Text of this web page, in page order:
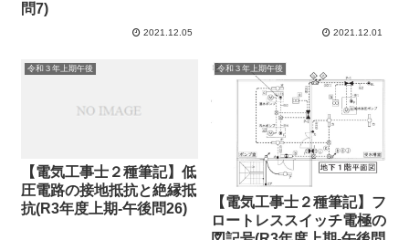
問7)
2021.12.05 2021.12.01
令和３年上期午後
【電気工事士２種筆記】低
圧電路の接地抵抗と絶縁抵
抗(R3年度上期-午後問26)
令和３年上期午後
【電気工事士２種筆記】フ
ロートレススイッチ電極の